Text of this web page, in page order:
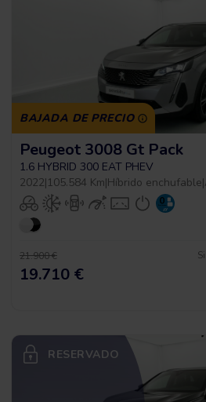
BAJADA DE PRECIO
Peugeot 3008 Gt Pack
1.6 HYBRID 300 EAT PHEV
2022|105.584 Km|Híbrido enchufable|
21.900 €
19.710 €
RESERVADO